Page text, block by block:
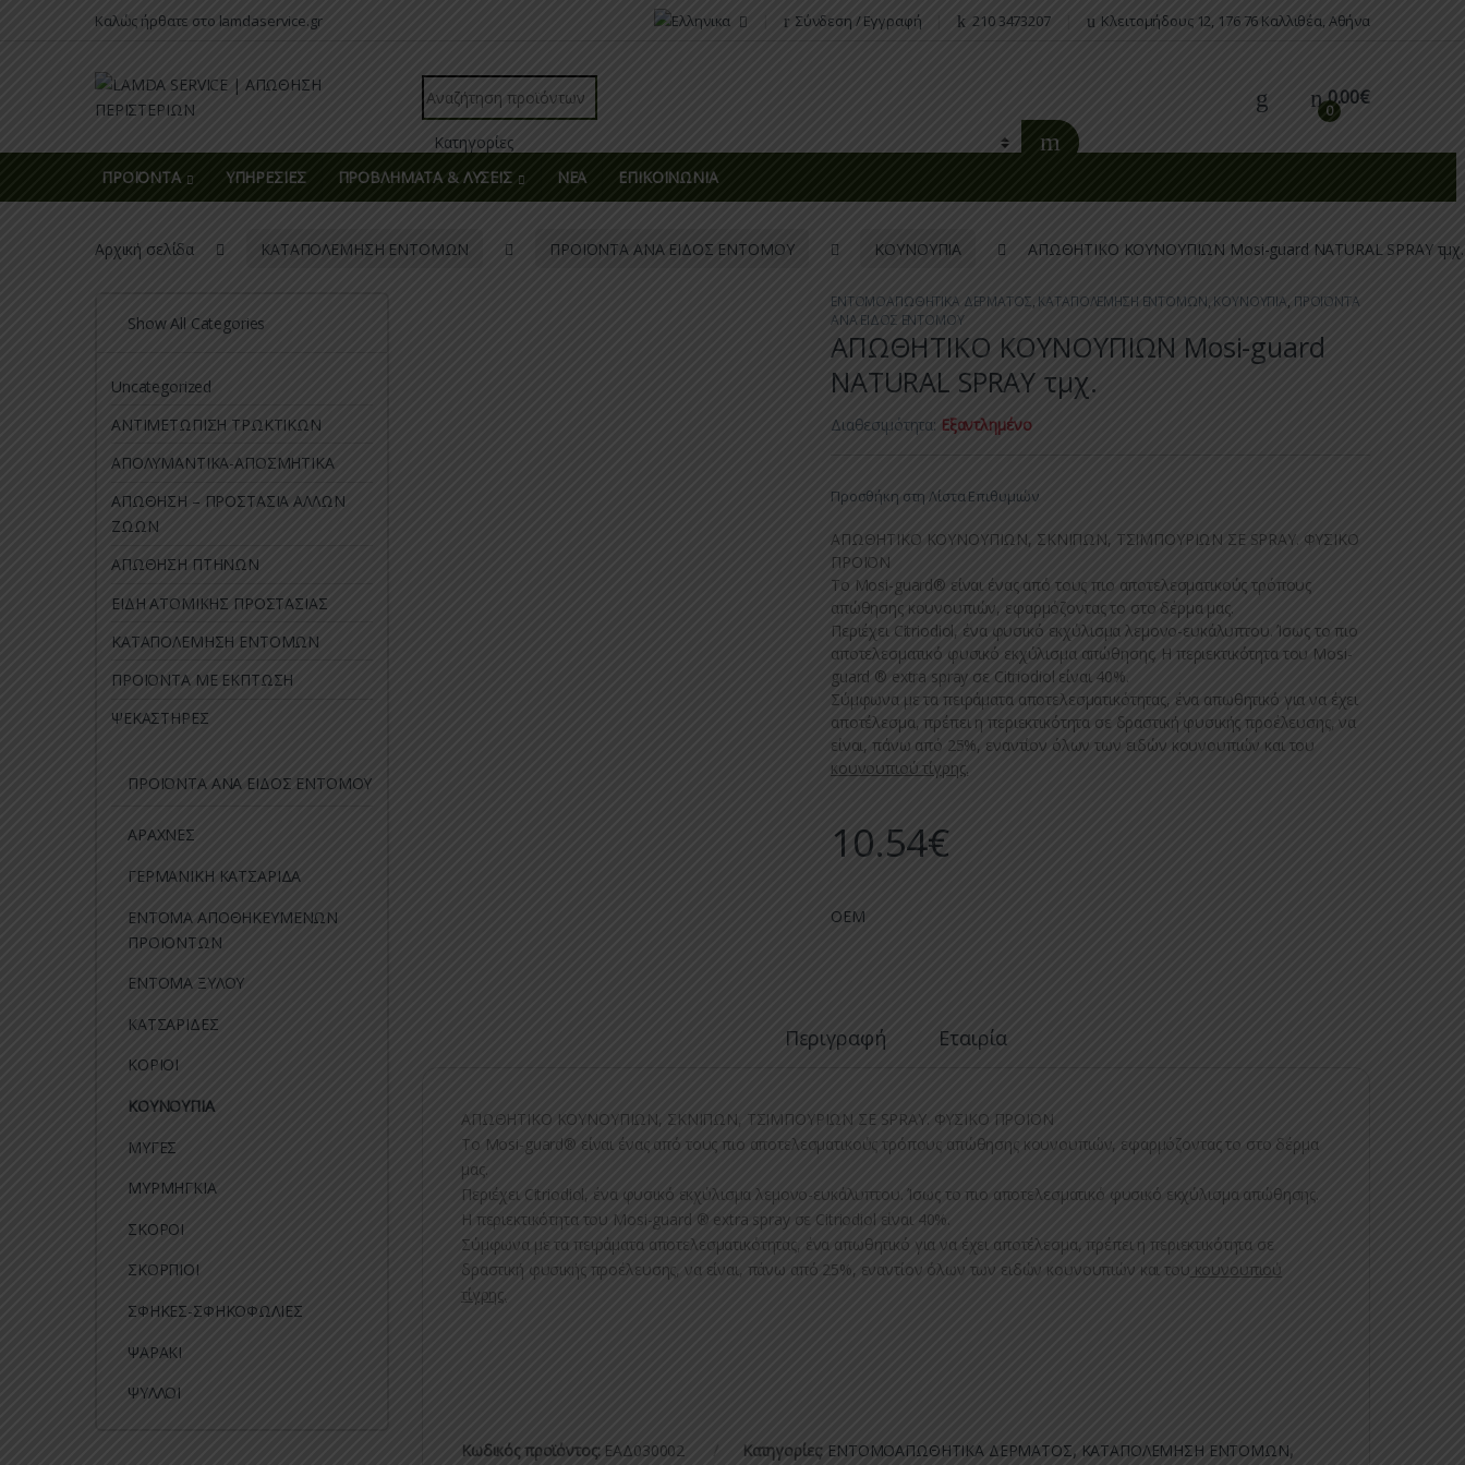
Skip to navigation
Skip to contentΚαλώς ήρθατε στο lamdaservice.gr Σύνδεση / Εγγραφή 210 3473207 Κλειτομήδους 12, 176 76 Καλλιθέα, Αθήνα
Search for:
0
0.00€
ΠΡΟΪΟΝΤΑ ΥΠΗΡΕΣΙΕΣ ΠΡΟΒΛΗΜΑΤΑ & ΛΥΣΕΙΣ ΝΕΑ ΕΠΙΚΟΙΝΩΝΙΑ
Αρχική σελίδα ΚΑΤΑΠΟΛΕΜΗΣΗ ΕΝΤΟΜΩΝ ΠΡΟΪΟΝΤΑ ΑΝΑ ΕΙΔΟΣ ΕΝΤΟΜΟΥ ΚΟΥΝΟΥΠΙΑ ΑΠΩΘΗΤΙΚΟ ΚΟΥΝΟΥΠΙΩΝ Mosi-guard NATURAL SPRAY τμχ.
ΕΝΤΟΜΟΑΠΩΘΗΤΙΚΑ ΔΕΡΜΑΤΟΣ, ΚΑΤΑΠΟΛΕΜΗΣΗ ΕΝΤΟΜΩΝ, ΚΟΥΝΟΥΠΙΑ, ΠΡΟΪΟΝΤΑ
ΑΝΑ ΕΙΔΟΣ ΕΝΤΟΜΟΥ
ΑΠΩΘΗΤΙΚΟ ΚΟΥΝΟΥΠΙΩΝ Mosi-guard
NATURAL SPRAY τμχ.
Διαθεσιμότητα: Εξαντλημένο
Προσθήκη στη Λίστα Επιθυμιών
ΑΠΩΘΗΤΙΚΟ ΚΟΥΝΟΥΠΙΩΝ, ΣΚΝΙΠΩΝ, ΤΣΙΜΠΟΥΡΙΩΝ ΣΕ SPRAY. ΦΥΣΙΚΟ
ΠΡΟΪΟΝ
To Mosi-guard® είναι ένας από τους πιο αποτελεσματικούς τρόπους
απώθησης κουνουπιών, εφαρμόζοντας το στο δέρμα μας.
Περιέχει Citriodiol, ένα φυσικό εκχύλισμα λεμονο-ευκάλυπτου. Ίσως το πιο
αποτελεσματικό φυσικό εκχύλισμα απώθησης. Η περιεκτικότητα του Mosi-
guard ® extra spray σε Citriodiol είναι 40%.
Σύμφωνα με τα πειράματα αποτελεσματικότητας, ένα απωθητικό για να έχει
αποτέλεσμα, πρέπει η περιεκτικότητα σε δραστική φυσικής προέλευσης, να
είναι, πάνω από 25%, εναντίον όλων των ειδών κουνουπιών και του
κουνουπιού τίγρης.
10.54€
OEM
Περιγραφή Εταιρία
ΑΠΩΘΗΤΙΚΟ ΚΟΥΝΟΥΠΙΩΝ, ΣΚΝΙΠΩΝ, ΤΣΙΜΠΟΥΡΙΩΝ ΣΕ SPRAY. ΦΥΣΙΚΟ ΠΡΟΪΟΝ
To Mosi-guard® είναι ένας από τους πιο αποτελεσματικούς τρόπους απώθησης κουνουπιών, εφαρμόζοντας το στο δέρμα
μας.
Περιέχει Citriodiol, ένα φυσικό εκχύλισμα λεμονο-ευκάλυπτου. Ίσως το πιο αποτελεσματικό φυσικό εκχύλισμα απώθησης.
Η περιεκτικότητα του Mosi-guard ® extra spray σε Citriodiol είναι 40%.
Σύμφωνα με τα πειράματα αποτελεσματικότητας, ένα απωθητικό για να έχει αποτέλεσμα, πρέπει η περιεκτικότητα σε
δραστική φυσικής προέλευσης, να είναι, πάνω από 25%, εναντίον όλων των ειδών κουνουπιών και του κουνουπιού
τίγρης.
Κωδικός προϊόντος: ΕΑΔ030002 Κατηγορίες: ΕΝΤΟΜΟΑΠΩΘΗΤΙΚΑ ΔΕΡΜΑΤΟΣ, ΚΑΤΑΠΟΛΕΜΗΣΗ ΕΝΤΟΜΩΝ,
Show All Categories
Uncategorized
ΑΝΤΙΜΕΤΩΠΙΣΗ ΤΡΩΚΤΙΚΩΝ
ΑΠΟΛΥΜΑΝΤΙΚΑ-ΑΠΟΣΜΗΤΙΚΑ
ΑΠΩΘΗΣΗ – ΠΡΟΣΤΑΣΙΑ ΑΛΛΩΝ
ΖΩΩΝ
ΑΠΩΘΗΣΗ ΠΤΗΝΩΝ
ΕΙΔΗ ΑΤΟΜΙΚΗΣ ΠΡΟΣΤΑΣΙΑΣ
ΚΑΤΑΠΟΛΕΜΗΣΗ ΕΝΤΟΜΩΝ
ΠΡΟΪΟΝΤΑ ΜΕ ΕΚΠΤΩΣΗ
ΨΕΚΑΣΤΗΡΕΣ
ΠΡΟΪΟΝΤΑ ΑΝΑ ΕΙΔΟΣ ΕΝΤΟΜΟΥ
ΑΡΑΧΝΕΣ
ΓΕΡΜΑΝΙΚΗ ΚΑΤΣΑΡΙΔΑ
ΕΝΤΟΜΑ ΑΠΟΘΗΚΕΥΜΕΝΩΝ
ΠΡΟΙΟΝΤΩΝ
ΕΝΤΟΜΑ ΞΥΛΟΥ
ΚΑΤΣΑΡΙΔΕΣ
ΚΟΡΙΟΙ
ΚΟΥΝΟΥΠΙΑ
ΜΥΓΕΣ
ΜΥΡΜΗΓΚΙΑ
ΣΚΟΡΟΙ
ΣΚΟΡΠΙΟΙ
ΣΦΗΚΕΣ-ΣΦΗΚΟΦΩΛΙΕΣ
ΨΑΡΑΚΙ
ΨΥΛΛΟΙ